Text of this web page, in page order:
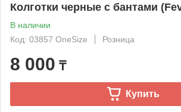
Колготки черные с бантами
В наличии
Код: 03857 OneSize
Розница
8 000 ₸
Купить